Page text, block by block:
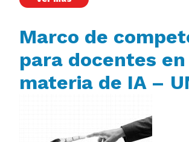
Marco de
para docentes en
materia de IA –